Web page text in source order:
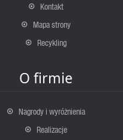
Kontakt
Mapa strony
Recykling
O firmie
Nagrody i wyróżnienia
Realizacje